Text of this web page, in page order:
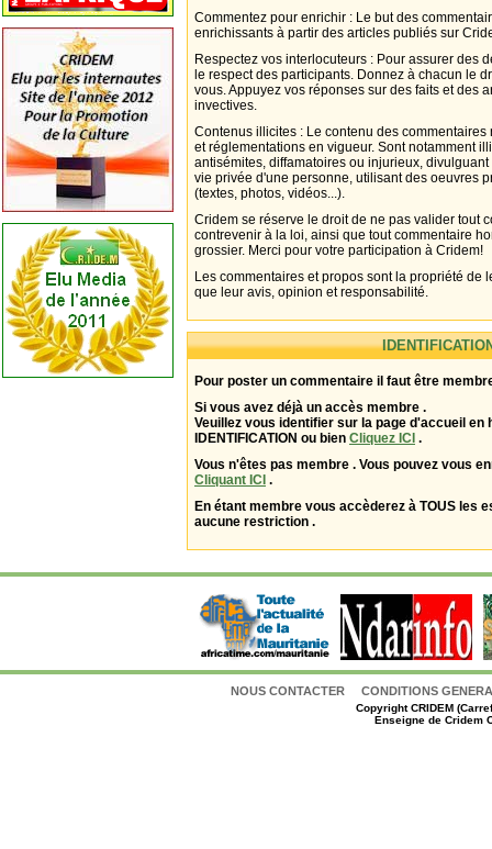
Commentez pour enrichir : Le but des
enrichissants à partir des articles publiés sur
Respectez vos interlocuteurs : Pour assurer des
le respect des participants. Donnez à chacun le
vous. Appuyez vos réponses sur des faits et des
invectives.
Contenus illicites : Le contenu des
et réglementations en vigueur. Sont notamment
antisémites, diffamatoires ou injurieux,
vie privée d'une personne, utilisant des oeuvres
(textes, photos, vidéos...).
Cridem se réserve le droit de ne pas valider tout
contrevenir à la loi, ainsi que tout commentaire
grossier. Merci pour votre participation à Cridem!
Les commentaires et propos sont la propriété de
que leur avis, opinion et responsabilité.
Pour poster un commentaire il faut être
Si vous avez déjà un accès membre .
Veuillez vous identifier sur la page d'accueil en
IDENTIFICATION ou bien Cliquez ICI .
Vous n'êtes pas membre . Vous pouvez vous
Cliquant ICI .
En étant membre vous accèderez à TOUS les
aucune restriction .
NOUS CONTACTER CONDITIONS
CopyrightCRIDEM
Enseigne de Cridem